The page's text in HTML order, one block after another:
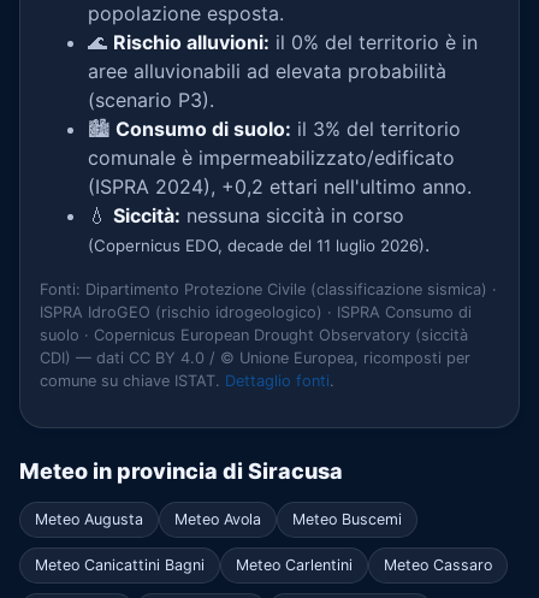
popolazione esposta.
🌊 Rischio alluvioni: il 0% del territorio è in
aree alluvionabili ad elevata probabilità
(scenario P3).
🏙️ Consumo di suolo: il 3% del territorio
comunale è impermeabilizzato/edificato
(ISPRA 2024), +0,2 ettari nell'ultimo anno.
💧 Siccità: nessuna siccità in corso
(Copernicus EDO, decade del 11 luglio 2026).
Fonti: Dipartimento Protezione Civile (classificazione sismica) ·
ISPRA IdroGEO (rischio idrogeologico) · ISPRA Consumo di
suolo · Copernicus European Drought Observatory (siccità
CDI) — dati CC BY 4.0 / © Unione Europea, ricomposti per
comune su chiave ISTAT. Dettaglio fonti.
Meteo in provincia di Siracusa
Meteo Augusta Meteo Avola Meteo Buscemi
Meteo Canicattini Bagni Meteo Carlentini Meteo Cassaro